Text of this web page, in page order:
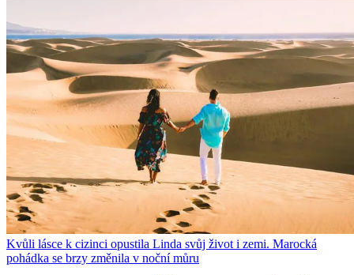
Kvůli lásce k cizinci opustila Linda svůj život i zemi. Marocká
pohádka se brzy změnila v noční můru